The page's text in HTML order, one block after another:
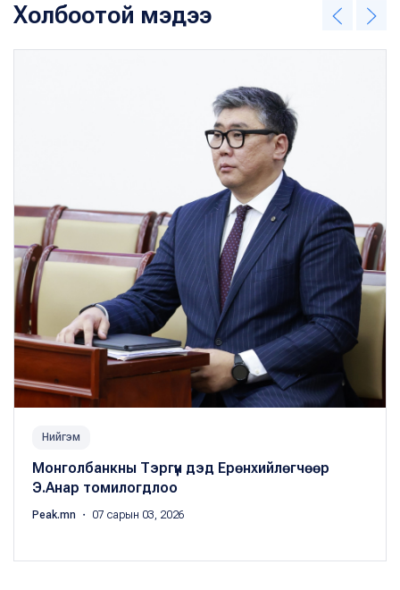
Холбоотой мэдээ
Нийгэм
Монголбанкны Тэргүүн дэд Ерөнхийлөгчөөр
Э.Анар томилогдлоо
Peak.mn ・ 07 сарын 03, 2026